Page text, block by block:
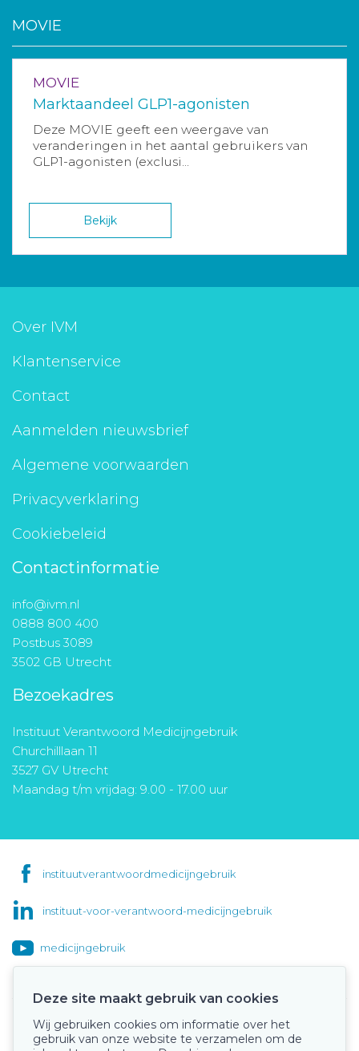
MOVIE
MOVIE
Marktaandeel GLP1-agonisten
Deze MOVIE geeft een weergave van
veranderingen in het aantal gebruikers van
GLP1-agonisten (exclusi...
Bekijk
Over IVM
Klantenservice
Contact
Aanmelden nieuwsbrief
Algemene voorwaarden
Privacyverklaring
Cookiebeleid
Contactinformatie
info@ivm.nl
0888 800 400
Postbus 3089
3502 GB Utrecht
Bezoekadres
Instituut Verantwoord Medicijngebruik
Churchilllaan 11
3527 GV Utrecht
Maandag t/m vrijdag: 9.00 - 17.00 uur
instituutverantwoordmedicijngebruik
instituut-voor-verantwoord-medicijngebruik
medicijngebruik
Onze keurmerken
Deze site maakt gebruik van cookies
Wij gebruiken cookies om informatie over het
gebruik van onze website te verzamelen om de